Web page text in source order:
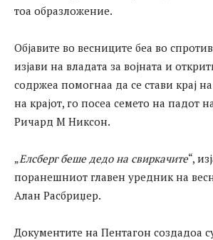
тоа образложение.
Објавите во весниците беа во
изјави на владата за војната и
содржеа помогнаа да се стави крај
на крајот, го посеа семето на падот
Ричард М Никсон.
„Елсберг беше дедо на свиркачите“,
поранешниот главен уредник на
Алан Расбриџер.
Документите на Пентагон создадоа